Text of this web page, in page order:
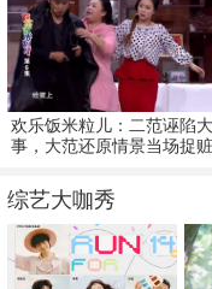
欢乐饭米粒儿：二范诬陷
事，大范还原情景当场捉赃
综艺大咖秀